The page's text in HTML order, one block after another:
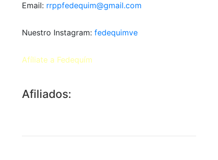
Email: rrppfedequim@gmail.com
Nuestro Instagram: fedequimve
Afíliate a Fedequím
Afiliados: